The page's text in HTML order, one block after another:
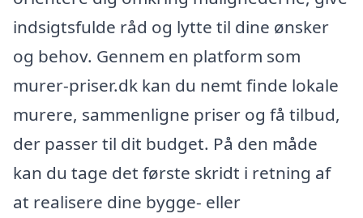
indsigtsfulde råd og lytte til dine ønsker
og behov. Gennem en platform som
murer-priser.dk kan du nemt finde lokale
murere, sammenligne priser og få tilbud,
der passer til dit budget. På den måde
kan du tage det første skridt i retning af
at realisere dine bygge- eller